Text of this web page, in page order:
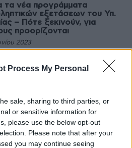
Process My Personal
sale, sharing to third parties, or
or sensitive information for
please use the below opt-out
Please note that after your
you may continue seeing
τα νέα προγράμματα
εξετάσεων του Υπ.
– Πότε ξεκινούν, για
προορίζονται
2023
Η νέα ψηφιακή
του υπ. Υγείας, για